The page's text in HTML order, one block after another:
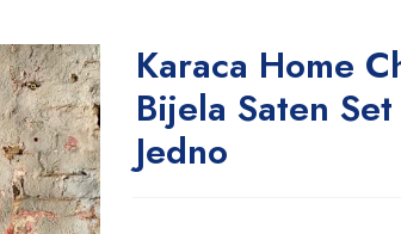
Karaca Home
Bijela Saten
Jedno